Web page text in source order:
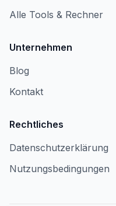
Alle Tools & Rechner
Unternehmen
Blog
Kontakt
Rechtliches
Datenschutzerklärung
Nutzungsbedingungen